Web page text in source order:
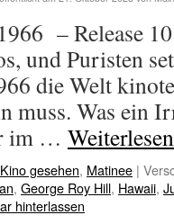
– Release
und Puristen
die Welt
muss. Was ein
im …
gesehen, Matinee |
, George Roy Hill, Hawaii,
hinterlassen